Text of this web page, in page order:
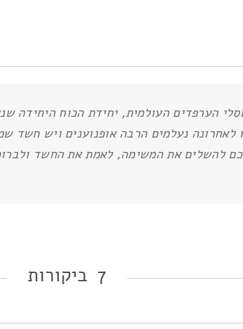
הערפדים העולמית, יחידת הכוח היחידה
נעלמים הרבה אופנוענים ויש חשד
להשלים את המשימה, לאמת את החשד
7 ביקורות